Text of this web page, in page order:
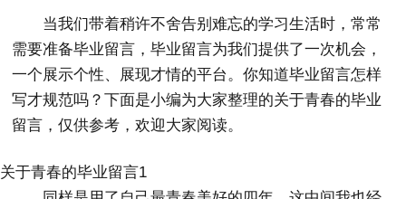
当我们带着稍许不舍告别难忘的学习生活时，常常
需要准备毕业留言，毕业留言为我们提供了一次机会，
一个展示个性、展现才情的平台。你知道毕业留言怎样
写才规范吗？下面是小编为大家整理的关于青春的毕业
留言，仅供参考，欢迎大家阅读。
关于青春的毕业留言1